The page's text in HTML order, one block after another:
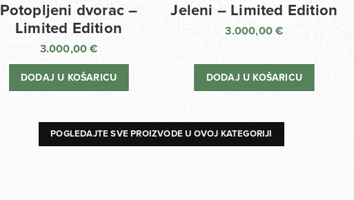
Potopljeni dvorac –
Limited Edition
3.000,00€
DODAJ U KOŠARICU
Jeleni – Limited Edition
3.000,00€
DODAJ U KOŠARICU
POGLEDAJTE SVE PROIZVODE U OVOJ KATEGORIJI